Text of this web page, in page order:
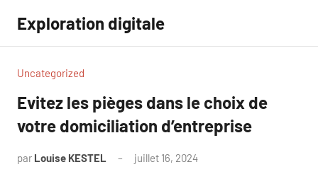
contenu
Exploration digitale
Uncategorized
Evitez les pièges dans le choix de
votre domiciliation d’entreprise
par Louise KESTEL juillet 16, 2024